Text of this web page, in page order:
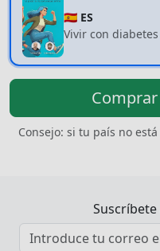
🇪🇸 ES
Vivir con diabetes
Consejo: si tu país no